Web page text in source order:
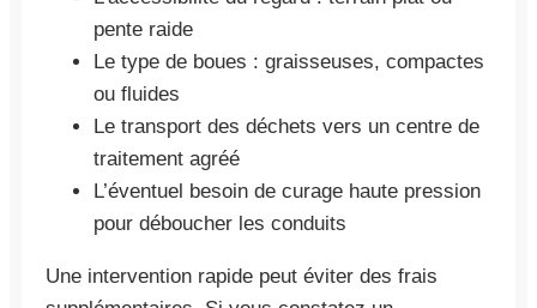
pente raide
Le type de boues : graisseuses, compactes
ou fluides
Le transport des déchets vers un centre de
traitement agréé
L’éventuel besoin de curage haute pression
pour déboucher les conduits
Une intervention rapide peut éviter des frais